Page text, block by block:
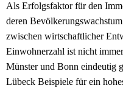
Als Erfolgsfaktor für den
deren
zwischen wirtschaftlicher
Einwohnerzahl ist nicht
Münster und Bonn eindeutig
Lübeck Beispiele für ein